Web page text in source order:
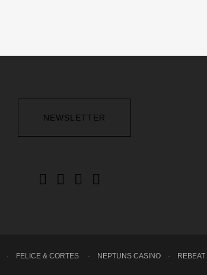
NEWSLETTER
· FELICE & CORTES · NEPTUNS CASINO · REBEAT